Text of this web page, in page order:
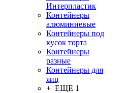
Интерпластик
Контейнеры
алюминиевые
Контейнеры под
кусок торта
Контейнеры
разные
Контейнеры для
яиц
+ ЕЩЕ 1